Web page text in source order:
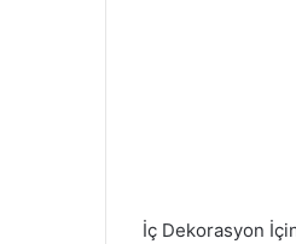
İç Dekorasyon